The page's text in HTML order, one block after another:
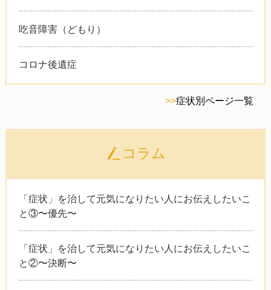
吃音障害（どもり）
コロナ後遺症
>>症状別ページ一覧
コラム
「症状」を治して元気になりたい人にお伝えしたいこ
と③〜優先〜
「症状」を治して元気になりたい人にお伝えしたいこ
と②〜決断〜